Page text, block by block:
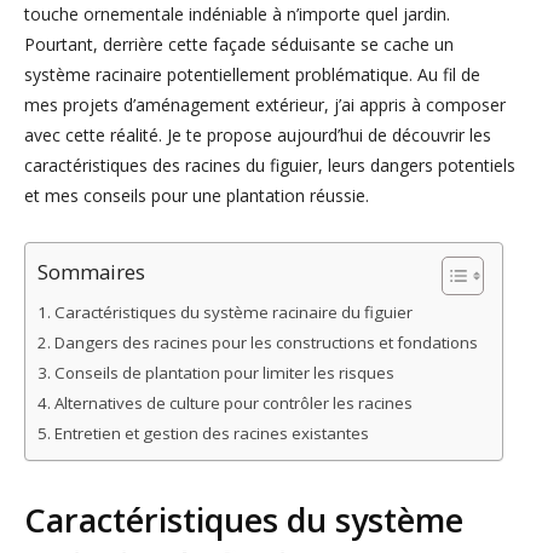
touche ornementale indéniable à n’importe quel jardin.
Pourtant, derrière cette façade séduisante se cache un
système racinaire potentiellement problématique. Au fil de
mes projets d’aménagement extérieur, j’ai appris à composer
avec cette réalité. Je te propose aujourd’hui de découvrir les
caractéristiques des racines du figuier, leurs dangers potentiels
et mes conseils pour une plantation réussie.
Sommaires
Caractéristiques du système racinaire du figuier
Dangers des racines pour les constructions et fondations
Conseils de plantation pour limiter les risques
Alternatives de culture pour contrôler les racines
Entretien et gestion des racines existantes
Caractéristiques du système